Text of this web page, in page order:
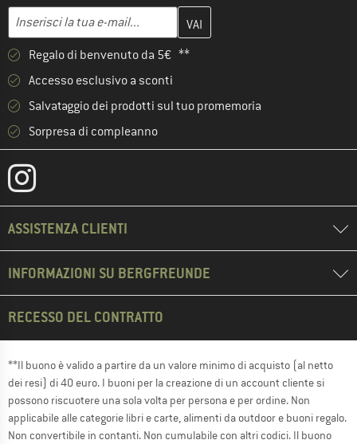
Inserisci la tua e-mail...
Inserisci qui il tuo indirizzo e-mail e crea il tuo account cliente
Regalo di benvenuto da 5€ **
Accesso esclusivo a sconti
Salvataggio dei prodotti sul tuo promemoria
Sorpresa di compleanno
ASSISTENZA CLIENTI
INFORMAZIONI SU BERGFREUNDE
RECESSO DEL CONTRATTO
**Il buono è valido a partire da un valore minimo di acquisto (al netto
dei resi) di 40 euro. I buoni per la creazione di un account cliente si
possono riscuotere una sola volta per persona e per ordine. Non
applicabile alle categorie libri e carte, alimenti da outdoor e buoni regalo.
Non convertibile in contanti. Non cumulabile con altri codici. Il buono